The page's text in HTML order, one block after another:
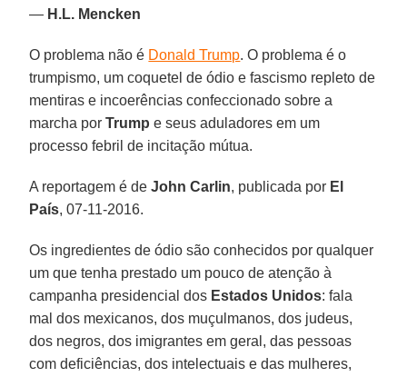
— H.L. Mencken
O problema não é Donald Trump. O problema é o
trumpismo, um coquetel de ódio e fascismo repleto de
mentiras e incoerências confeccionado sobre a
marcha porTrump e seus aduladores em um
processo febril de incitação mútua.
A reportagem é deJohn Carlin, publicada por El
País, 07-11-2016.
Os ingredientes de ódio são conhecidos por qualquer
um que tenha prestado um pouco de atenção à
campanha presidencial dos Estados Unidos: fala
mal dos mexicanos, dos muçulmanos, dos judeus,
dos negros, dos imigrantes em geral, das pessoas
com deficiências, dos intelectuais e das mulheres,